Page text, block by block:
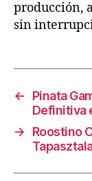
producción,
sin
←
Pinata
Definitiva
→
Roostino